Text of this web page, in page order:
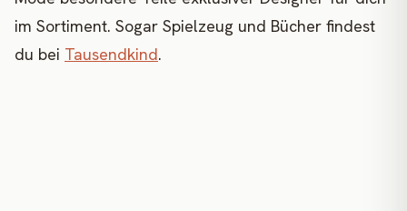
im Sortiment. Sogar Spielzeug und Bücher findest
du bei Tausendkind.